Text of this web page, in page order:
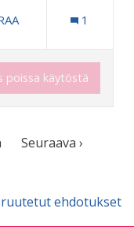
1
poissa käytöstä
Seuraava ›
ehdotukset